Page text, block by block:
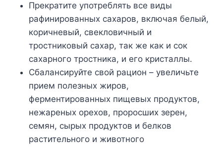
Прекратите употреблять все виды
рафинированных сахаров, включая белый,
коричневый, свекловичный и
тростниковый сахар, так же как и сок
сахарного тростника, и его кристаллы.
Сбалансируйте свой рацион – увеличьте
прием полезных жиров,
ферментированных пищевых продуктов,
нежареных орехов, проросших зерен,
семян, сырых продуктов и белков
растительного и животного